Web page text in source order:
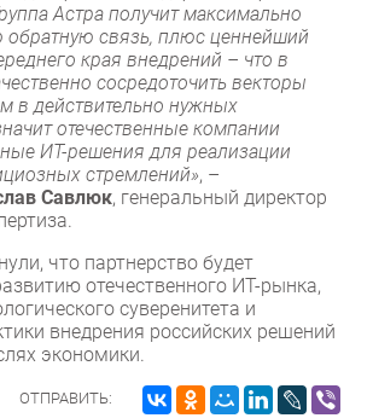
Астра получит максимально
связь, плюс ценнейший
края внедрений – что в
сосредоточить векторы
в действительно нужных
отечественные компании
ИТ-решения для реализации
стремлений», –
Савлюк, генеральный директор
что партнерство будет
отечественного ИТ-рынка,
суверенитета и
внедрения российских решений
экономики.
ОТПРАВИТЬ: